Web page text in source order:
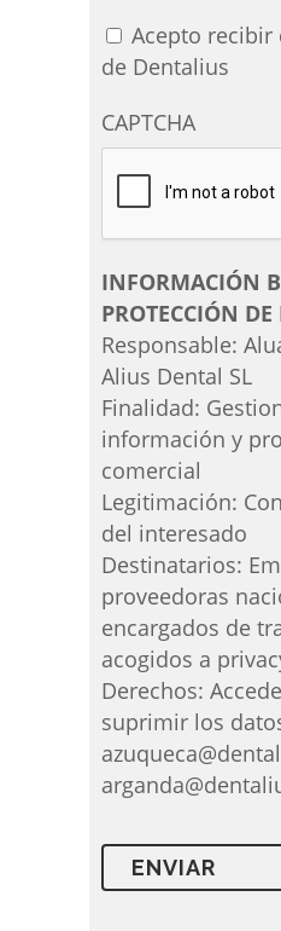
Acepto
de Dentalius
CAPTCHA
INFORMACIÓN
PROTECCIÓN DE
Responsable:
Alius Dental SL
Finalidad:
información y
comercial
Legitimación:
del interesado
Destinatarios:
proveedoras
encargados de
acogidos a
Derechos:
suprimir los